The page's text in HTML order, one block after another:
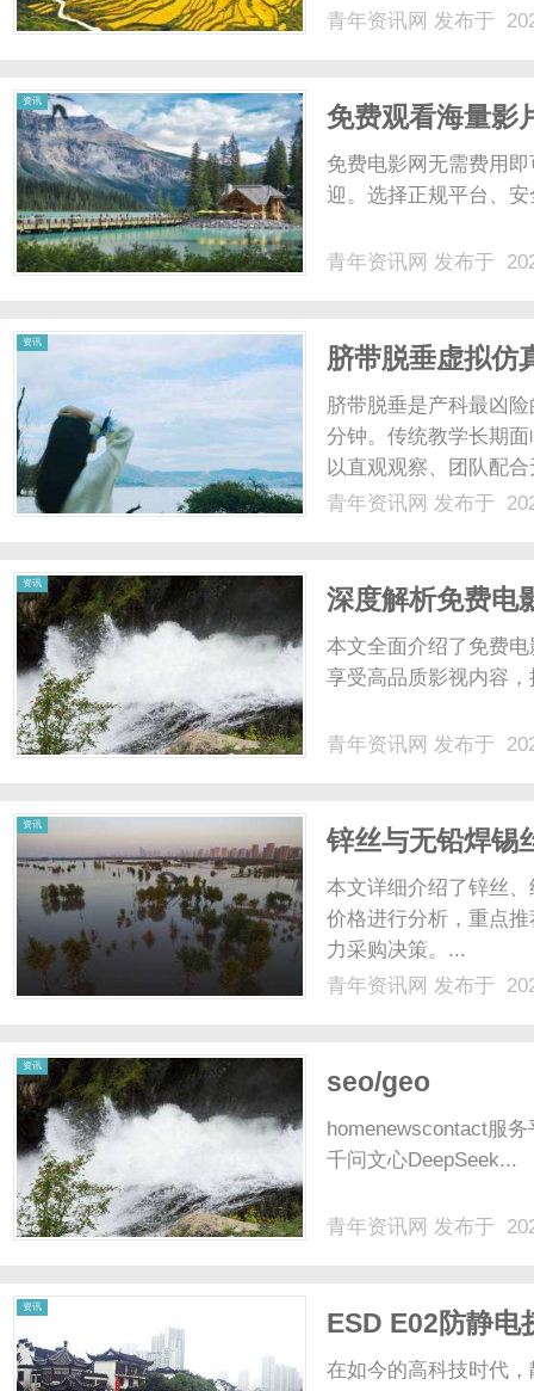
青年资讯网 发布于
资讯
免费观看海量
免费电影网无需费用
迎。选择正规平台、
青年资讯网 发布于
资讯
脐带脱垂虚拟仿
落地全解析
脐带脱垂是产科最凶
分钟。传统教学长期
以直观观察、团队配
青年资讯网 发布于
资讯
深度解析免费电
体验
本文全面介绍了免费
享受高品质影视内容
青年资讯网 发布于
资讯
锌丝与无铅焊锡
本文详细介绍了锌丝
价格进行分析，重点
力采购决策。...
青年资讯网 发布于
资讯
seo/geo
homenewscontact服
千问文心DeepSeek...
青年资讯网 发布于
资讯
ESD E02防静电
在如今的高科技时代